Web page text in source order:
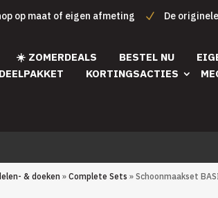
op maat of eigen afmeting De
☀️ ZOMERDEALS BESTEL NU
KORTINGSACTIES
& doeken »Complete Sets » Schoonmaakset